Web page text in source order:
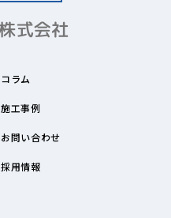
コラム
施工事例
お問い合わせ
採用情報